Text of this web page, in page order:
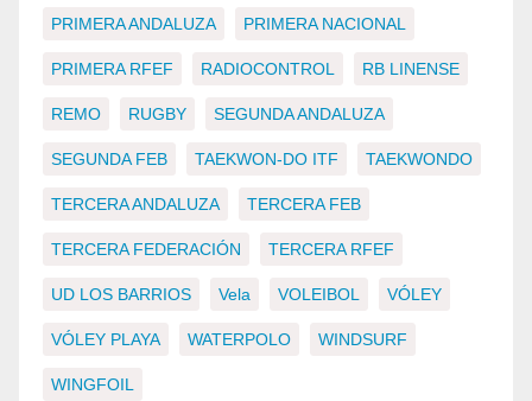
PRIMERA ANDALUZA PRIMERA NACIONAL
PRIMERA RFEF RADIOCONTROL RB LINENSE
REMO RUGBY SEGUNDA ANDALUZA
SEGUNDA FEB TAEKWON-DO ITF TAEKWONDO
TERCERA ANDALUZA TERCERA FEB
TERCERA FEDERACIÓN TERCERA RFEF
UD LOS BARRIOS Vela VOLEIBOL VÓLEY
VÓLEY PLAYA WATERPOLO WINDSURF
WINGFOIL